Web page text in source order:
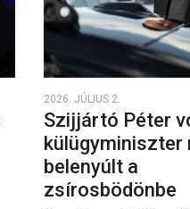
2026. JÚLIUS 2.
Szijjártó Péter
külügyminiszter
belenyúlt a
zsírosbödönbe